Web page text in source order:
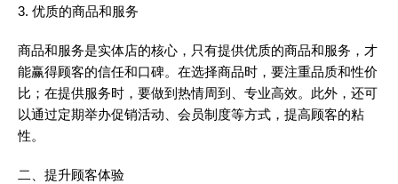
3. 优质的商品和服务
商品和服务是实体店的核心，只有提供优质的商品和服务，才
能赢得顾客的信任和口碑。在选择商品时，要注重品质和性价
比；在提供服务时，要做到热情周到、专业高效。此外，还可
以通过定期举办促销活动、会员制度等方式，提高顾客的粘
性。
二、提升顾客体验